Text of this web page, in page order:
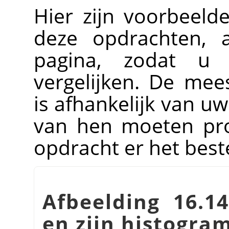
Hier zijn
deze opdrachten,
pagina, zodat u
vergelijken. De
is afhankelijk van
van hen moeten
opdracht er het
Afbeelding
en zijn